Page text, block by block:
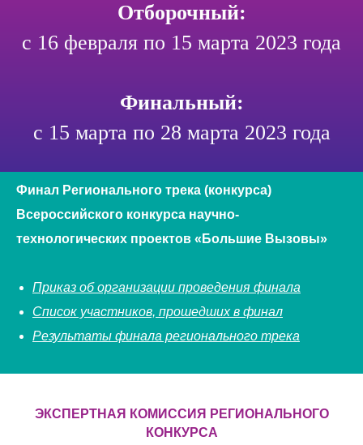
Отборочный:
с 16 февраля по 15 марта 2023 года
Финальный:
с 15 марта по 28 марта 2023 года
Финал Регионального трека (конкурса)
Всероссийского конкурса научно-
технологических проектов «Большие Вызовы»
Приказ об организации проведения финала
Список участников, прошедших в финал
Результаты финала регионального трека
ЭКСПЕРТНАЯ КОМИССИЯ РЕГИОНАЛЬНОГО
КОНКУРСА